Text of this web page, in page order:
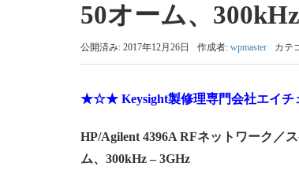
50オーム、
公開済み: 2017年12月26日 作成者: wpmaster カテ
★☆★ Keysight製修理専門会社エイ
HP/Agilent 4396A RFネットワーク／
ム、300kHz – 3GHz